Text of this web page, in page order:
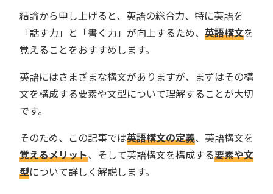
結論から申し上げると、英語の総合力、特に英語を
「話す力」と「書く力」が向上するため、 英語構文を
覚えることをおすすめします。
英語にはさまざまな構文がありますが、まずはその構
文を構成する要素や文型について理解することが大切
です。
そのため、この記事では英語構文の定義、英語構文を
覚えるメリット、そして英語構文を構成する要素や文
型について詳しく解説します。